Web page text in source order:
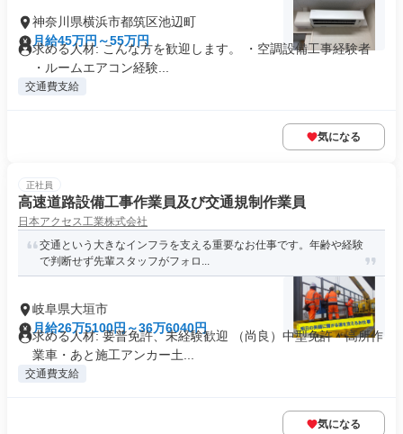
神奈川県横浜市都筑区池辺町
月給45万円～55万円
求める人材: こんな方を歓迎します。 ・空調設備工事経験者
・ルームエアコン経験...
交通費支給
気になる
正社員
高速道路設備工事作業員及び交通規制作業員
日本アクセス工業株式会社
交通という大きなインフラを支える重要なお仕事です。年齢や経験
で判断せず先輩スタッフがフォロ...
岐阜県大垣市
月給26万5100円～36万6040円
求める人材: 要普免許、未経験歓迎 （尚良）中型免許・高所作
業車・あと施工アンカー土...
交通費支給
気になる